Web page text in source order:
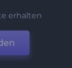
erhalten